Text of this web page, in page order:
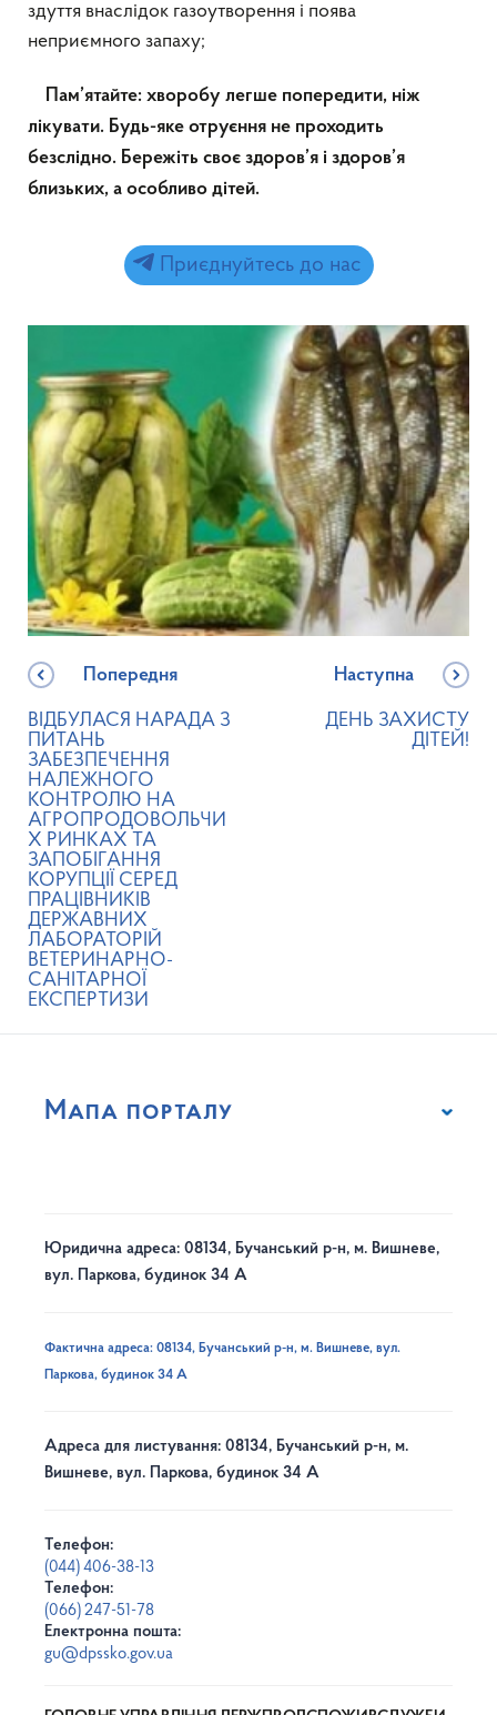
здуття внаслідок газоутворення і поява
неприємного запаху;
Пам’ятайте: хворобу легше попередити, ніж
лікувати. Будь-яке отруєння не проходить
безслідно. Бережіть своє здоров’я і здоров’я
близьких, а особливо дітей.
Приєднуйтесь до нас
Попередня
ВІДБУЛАСЯ НАРАДА З
ПИТАНЬ
ЗАБЕЗПЕЧЕННЯ
НАЛЕЖНОГО
КОНТРОЛЮ НА
АГРОПРОДОВОЛЬЧИ
Х РИНКАХ ТА
ЗАПОБІГАННЯ
КОРУПЦІЇ СЕРЕД
ПРАЦІВНИКІВ
ДЕРЖАВНИХ
ЛАБОРАТОРІЙ
ВЕТЕРИНАРНО-
САНІТАРНОЇ
ЕКСПЕРТИЗИ
Наступна
ДЕНЬ ЗАХИСТУ
ДІТЕЙ!
Мапа порталу
Юридична адреса: 08134, Бучанський р-н, м. Вишневе,
вул. Паркова, будинок 34 А
Фактична адреса: 08134, Бучанський р-н, м. Вишневе, вул.
Паркова, будинок 34 А
Адреса для листування: 08134, Бучанський р-н, м.
Вишневе, вул. Паркова, будинок 34 А
Телефон:
(044) 406-38-13
Телефон:
(066) 247-51-78
Електронна пошта:
gu@dpssko.gov.ua